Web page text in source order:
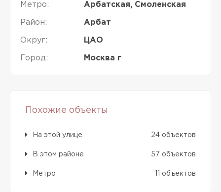
Метро: Арбатская, Смоленская
Район: Арбат
Округ: ЦАО
Город: Москва г
Похожие объекты
На этой улице 24 объектов
В этом районе 57 объектов
Метро 11 объектов